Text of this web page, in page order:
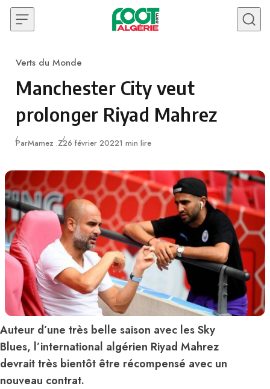
Skip to content
Category
Verts du Monde
Manchester City veut
prolonger Riyad Mahrez
ParMamez .ZPublié
26 février 20221 min lire
Auteur d’une très belle saison avec les Sky
Blues, l’international algérien Riyad Mahrez
devrait très bientôt être récompensé avec un
nouveau contrat.